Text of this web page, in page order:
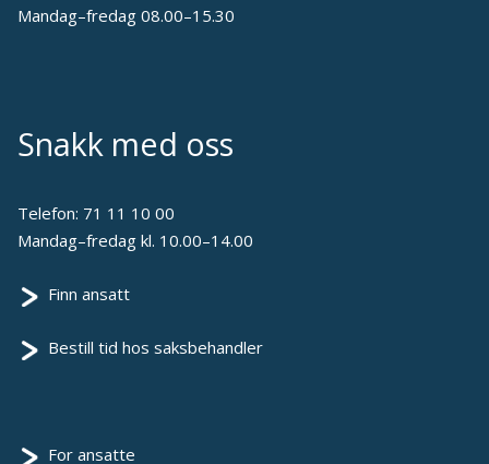
Mandag–fredag 08.00–15.30
Snakk med oss
Telefon: 71 11 10 00
Mandag–fredag kl. 10.00–14.00
Finn ansatt
Bestill tid hos saksbehandler
For ansatte